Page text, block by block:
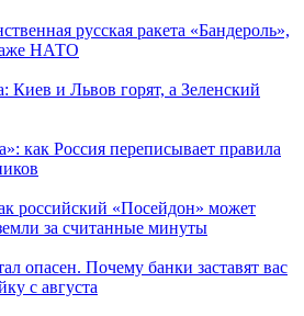
русская ракета «Бандероль»,
НАТО
Киев и Львов горят, а Зеленский
как Россия переписывает правила
российский «Посейдон» может
за считанные минуты
опасен. Почему банки заставят вас
с августа